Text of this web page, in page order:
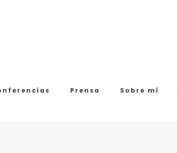
Prensa Sobre mí